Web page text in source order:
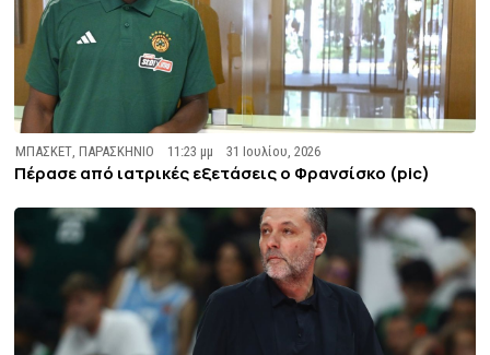
ΜΠΑΣΚΕΤ,ΠΑΡΑΣΚΗΝΙΟ 11:23 μμ 31 Ιουλίου, 2026
Πέρασε από ιατρικές εξετάσεις ο Φρανσίσκο (pic)